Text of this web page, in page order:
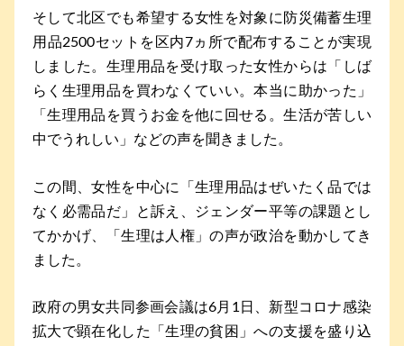
そして北区でも希望する女性を対象に防災備蓄生理
用品2500セットを区内7ヵ所で配布することが実現
しました。生理用品を受け取った女性からは「しば
らく生理用品を買わなくていい。本当に助かった」
「生理用品を買うお金を他に回せる。生活が苦しい
中でうれしい」などの声を聞きました。
この間、女性を中心に「生理用品はぜいたく品では
なく必需品だ」と訴え、ジェンダー平等の課題とし
てかかげ、「生理は人権」の声が政治を動かしてき
ました。
政府の男女共同参画会議は6月1日、新型コロナ感染
拡大で顕在化した「生理の貧困」への支援を盛り込